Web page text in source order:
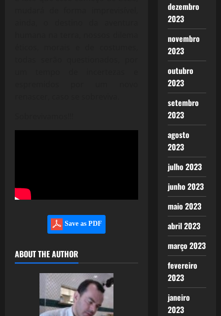
Save as PDF
ABOUT THE AUTHOR
dezembro
2023
novembro
2023
outubro
2023
setembro
2023
agosto
2023
julho 2023
junho 2023
maio 2023
abril 2023
março 2023
fevereiro
2023
janeiro
2023